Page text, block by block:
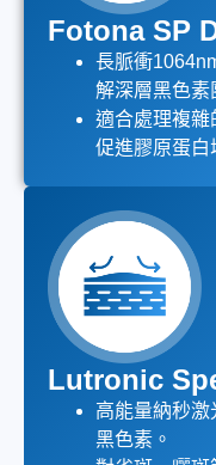
Fotona SP
長脈衝
解深層黑色素
適合處理複雜
促進膠原蛋白
Lutronic
高能量納秒
黑色素。